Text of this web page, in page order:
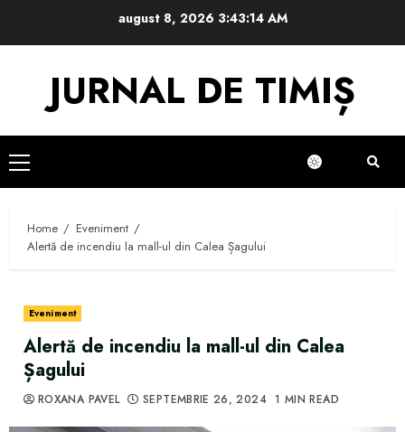
august 8, 2026 3:43:15 AM
JURNAL DE TIMIȘ
Primary
Menu
Home
Eveniment
Alertă de incendiu la mall-ul din Calea Șagului
Eveniment
Alertă de incendiu la mall-ul din Calea
Șagului
ROXANA PAVEL SEPTEMBRIE 26, 2024 1 MIN READ